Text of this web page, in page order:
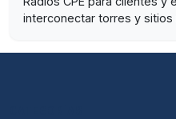
interconectar torres y sitios